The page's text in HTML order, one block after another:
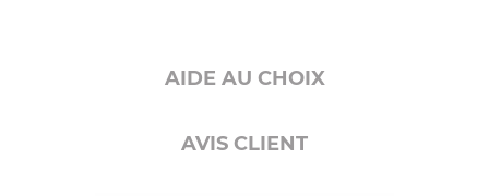
AIDE AU CHOIX
AVIS CLIENT